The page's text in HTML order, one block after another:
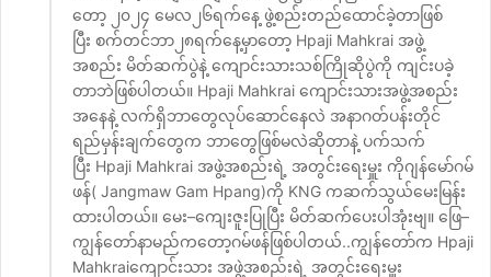
တော့ ၂၀၂၄ မေလ၂၆ရက်နေ့ ဖွဲ့စည်းတည်ထောင်ခဲ့တာဖြစ်
ပြီး စက်တင်ဘာ၂၈ရက်နေ့မှာတော့ Hpaji Mahkrai အဖွဲ့
အစည်း မိတ်ဆက်ပွဲနဲ့ ကျောင်းသားသစ်ကြိုဆိုပွဲကို ကျင်းပခဲ့
တာဘဲဖြစ်ပါတယ်။ Hpaji Mahkrai ကျောင်းသားအဖွဲ့အစည်း
အနေနဲ့ လက်ရှိဘာတွေလုပ်ဆောင်နေလဲ အနာဂတ်ပန်းတိုင်
ရည်မှန်းချက်တွေက ဘာတွေဖြစ်မလဲဆိုတာနဲ့ ပက်သက်
ပြီး Hpaji Mahkrai အဖွဲ့အစည်းရဲ့ အတွင်းရေးမှူး ကိုဂျန်မော်ဂမ်
ဖန်( Jangmaw Gam Hpang)ကို KNG ကဆက်သွယ်မေးမြန်း
ထားပါတယ်။ မေး–ကျေးဇူးပြုပြီး မိတ်ဆက်ပေးပါအုံးဗျ။ ဖြေ–
ကျွန်တော်နာမည်ကတော့ဂမ်ဖန်ဖြစ်ပါတယ်..ကျွန်တော်က Hpaji
Mahkraiကျောင်းသား အဖွဲ့အစည်းရဲ့ အတွင်းရေးမှူး